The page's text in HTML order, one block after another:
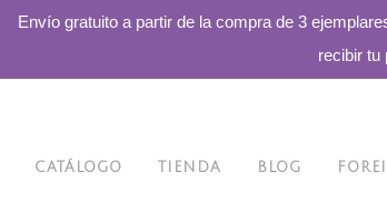
Envío gratuito a partir de la compra de 3
recibir tu
CATÁLOGO TIENDA BLOG